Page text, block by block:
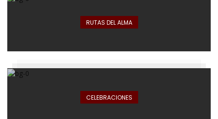
RUTAS DEL ALMA
CELEBRACIONES